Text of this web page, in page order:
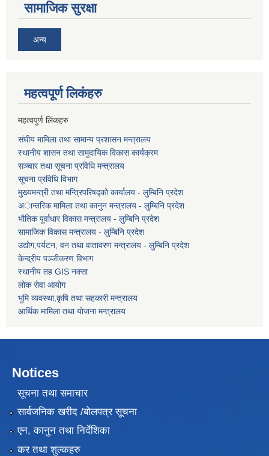
सामाजिक सुरक्षा
अन्य
महत्वपूर्ण लि‌कंंहरु
महत्वपुर्ण लिंकहरु
संघीय मामिला तथा सामान्य प्रशासन मन्त्रालय
स्थानीय शासन तथा सामुदायिक विकास कार्यक्रम
सञ्चार तथा सूचना प्रविधि मन्त्रालय
सूचना प्रविधि विभाग
मुख्यमन्त्री तथा मन्त्रिपरिषद्को कार्यालय - लुम्बिनि प्रदेश
अान्तरिक मामिला तथा कानुन मन्त्रालय - लुम्बिनि प्रदेश
भौतिक पूर्वाधार विकास मन्त्रालय - लुम्बिनि प्रदेश
सामाजिक विकास मन्त्रालय - लुम्बिनि प्रदेश
उद्याेग,पर्यटन, वन तथा वातावरण मन्त्रालय - लुम्बिनि प्रदेश
केन्द्रीय पञ्जीकरण विभाग
स्थानीय तह GIS नक्सा
लोक सेवा आयोग
भुमि व्यवस्था,कृषि तथा सहकारी मन्त्रालय
आर्थिक मामिला तथा याेजना मन्त्रालय
Notices
सूचना तथा समाचार
सार्वजनिक खरीद /बोलपत्र सूचना
एन, कानुन तथा निर्देशिका
कर तथा शुल्कहरु